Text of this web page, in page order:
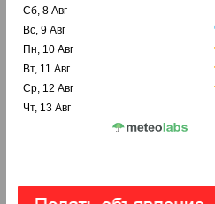
Сб, 8 Авг
Вс, 9 Авг
Пн, 10 Авг
Вт, 11 Авг
Ср, 12 Авг
Чт, 13 Авг